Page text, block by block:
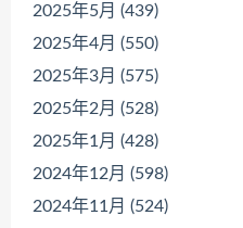
2025年5月 (439)
2025年4月 (550)
2025年3月 (575)
2025年2月 (528)
2025年1月 (428)
2024年12月 (598)
2024年11月 (524)